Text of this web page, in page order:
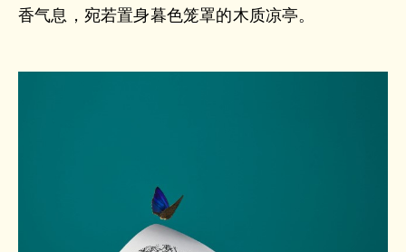
香气息，宛若置身暮色笼罩的木质凉亭。